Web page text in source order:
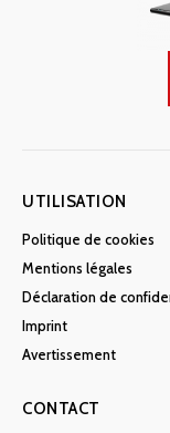
UTILISATION
Politique de cookies
Mentions légales
Déclaration de
Imprint
Avertissement
CONTACT